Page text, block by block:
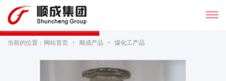

当前的位置： 网站首页  顺成产品  煤化工产品